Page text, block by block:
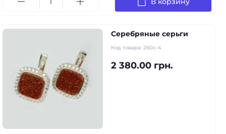
Серебряные серьги
Код товара: 260с-4
2 380.00 грн.